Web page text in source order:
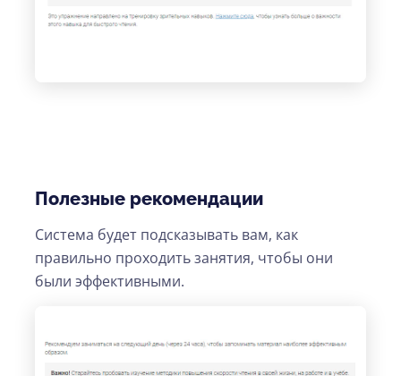
Полезные рекомендации
Система будет подсказывать вам, как
правильно проходить занятия, чтобы они
были эффективными.